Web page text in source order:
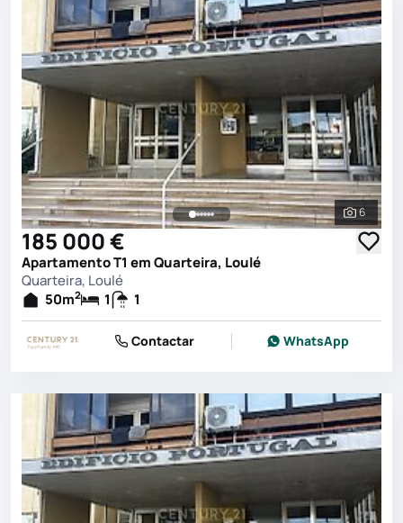
Ver
6
185 000 €
Apartamento T1 em Quarteira, Loulé
Quarteira, Loulé
50m2 1 1
Contactar WhatsApp